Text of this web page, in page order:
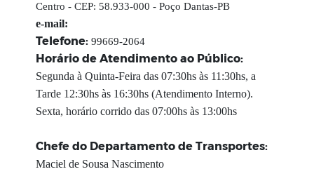
Centro - CEP: 58.933-000 - Poço Dantas-PB
e-mail:
Telefone: 99669-2064
Horário de Atendimento ao Público:
Segunda à Quinta-Feira das 07:30hs às 11:30hs, a
Tarde 12:30hs às 16:30hs (Atendimento Interno).
Sexta, horário corrido das 07:00hs às 13:00hs
Chefe do Departamento de Transportes:
Maciel de Sousa Nascimento